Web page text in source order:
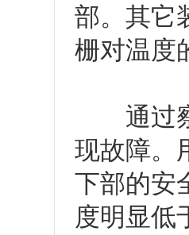
部。其它
栅对温度
通过察
现故障。
下部的安
度明显低